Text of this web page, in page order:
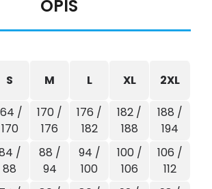
OPIS
S M L XL 2XL
/
170
170 /
176
176 /
182
182 /
188
188 /
194
/
88
88 /
94
94 /
100
100 /
106
106 /
112